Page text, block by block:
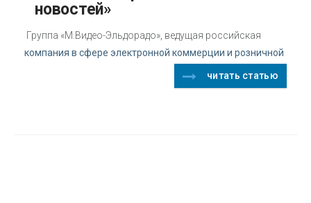
новостей»
Группа «М.Видео-Эльдорадо», ведущая российская
компания в сфере электронной коммерции и розничной
читать статью